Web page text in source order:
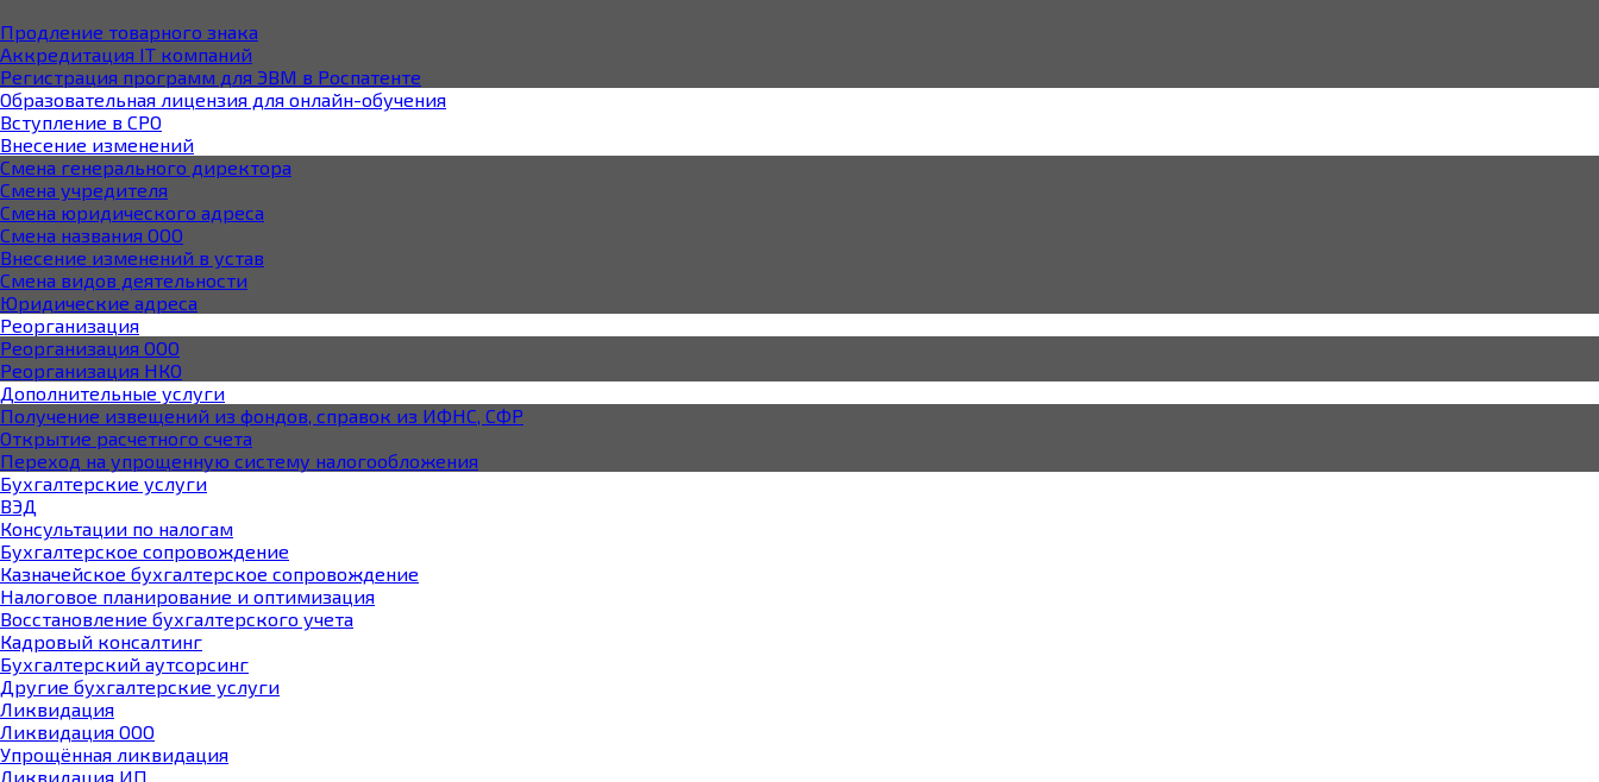
Продление товарного знака
Аккредитация IT компаний
Регистрация программ для ЭВМ в Роспатенте
Образовательная лицензия для онлайн-обучения
Вступление в СРО
Внесение изменений
Смена генерального директора
Смена учредителя
Смена юридического адреса
Смена названия ООО
Внесение изменений в устав
Смена видов деятельности
Юридические адреса
Реорганизация
Реорганизация ООО
Реорганизация НКО
Дополнительные услуги
Получение извещений из фондов, справок из ИФНС, СФР
Открытие расчетного счета
Переход на упрощенную систему налогообложения
Бухгалтерские услуги
ВЭД
Консультации по налогам
Бухгалтерское cопровождение
Казначейское бухгалтерское сопровождение
Налоговое планирование и оптимизация
Восстановление бухгалтерского учета
Кадровый консалтинг
Бухгалтерский аутсорсинг
Другие бухгалтерские услуги
Ликвидация
Ликвидация ООО
Упрощённая ликвидация
Ликвидация ИП